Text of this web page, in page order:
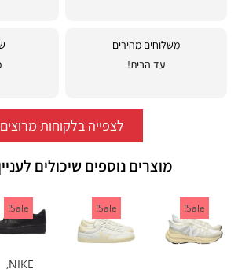
משלוחים מהירים
עד הבית!
לצפייה בלקוחות מרוצים
מוצרים נוספים שיכולים
Sale!
Sale!
Sale!
NIKE
,